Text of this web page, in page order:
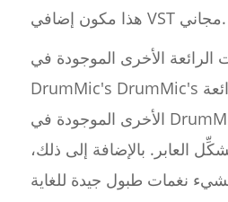
هذا مكون إضافي VST مجاني.
الأخرى الموجودة في
DrumMic's DrumMic's بعض الميزات الرائعة
الأخرى الموجودة في DrumMic's، مثل نزيف الفخ
العابر. بالإضافة إلى ذلك،